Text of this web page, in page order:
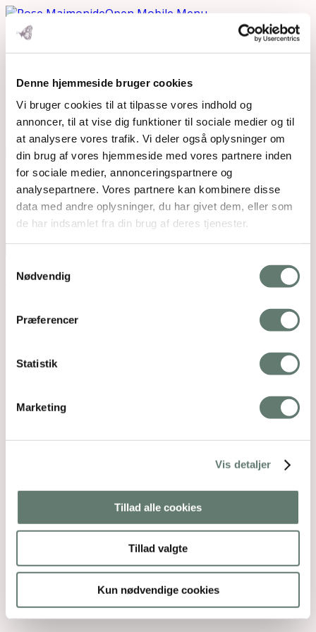
Denne hjemmeside bruger cookies
Vi bruger cookies til at tilpasse vores indhold og
annoncer, til at vise dig funktioner til sociale medier og til
at analysere vores trafik. Vi deler også oplysninger om
din brug af vores hjemmeside med vores partnere inden
for sociale medier, annonceringspartnere og
analysepartnere. Vores partnere kan kombinere disse
data med andre oplysninger, du har givet dem, eller som
de har indsamlet fra din brug af deres tjenester.
Nødvendig
Præferencer
Statistik
Marketing
Vis detaljer
Tillad alle cookies
Tillad valgte
Kun nødvendige cookies
Open Mobile Menu
bliv gravid omslag
Downloads :full (1118x765)|large (980x671)|
medium (300x205)|thumbnail (150x150)
Mothering Guiding | CVR 28237618 |
rose@rosemaimonide.com | Handelsbetingelser
Copyright 2026 – Rose Maimonide. All Rights
Reserved. Webdesign by
DIGITAL TALES.